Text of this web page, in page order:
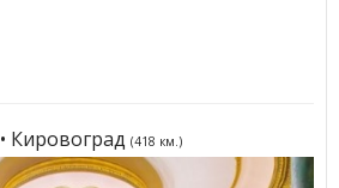
• Кировоград (418 км.)